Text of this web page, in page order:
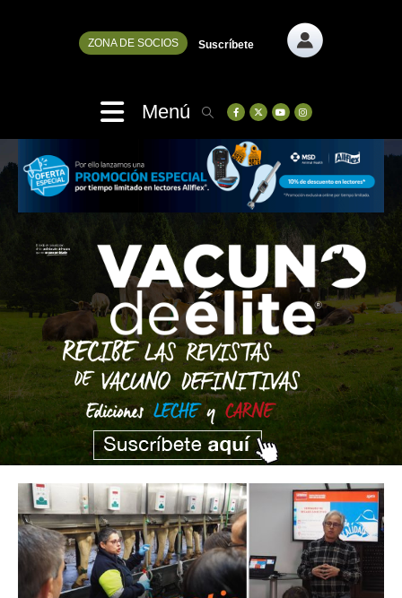
ZONA DE SOCIOS Suscríbete
Menú